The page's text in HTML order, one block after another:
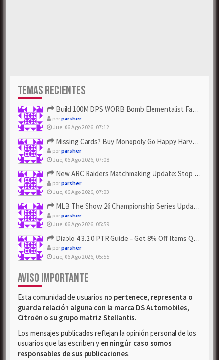
TEMAS RECIENTES
Build 100M DPS WORB Bomb Elementalist Fast - Grab POE Curren...
porparsher
Jue, 06 Ago 2026, 07:12
Missing Cards? Buy Monopoly Go Happy Harvest with Looney Tun...
porparsher
Jue, 06 Ago 2026, 07:08
New ARC Raiders Matchmaking Update: Stop Failed - Grab Bluep...
porparsher
Jue, 06 Ago 2026, 07:03
MLB The Show 26 Championship Series Update! Get Cheap & ...
porparsher
Jue, 06 Ago 2026, 05:59
Diablo 4 3.2.0 PTR Guide – Get 8% Off Items Quickly to Test ...
porparsher
Jue, 06 Ago 2026, 05:55
AVISO IMPORTANTE
Esta comunidad de usuarios no pertenece, representa o
guarda relación alguna con la marca DS Automobiles,
Citroën o su grupo matriz Stellantis.
Los mensajes publicados reflejan la opinión personal de los
usuarios que las escriben y en ningún caso somos
responsables de sus publicaciones.